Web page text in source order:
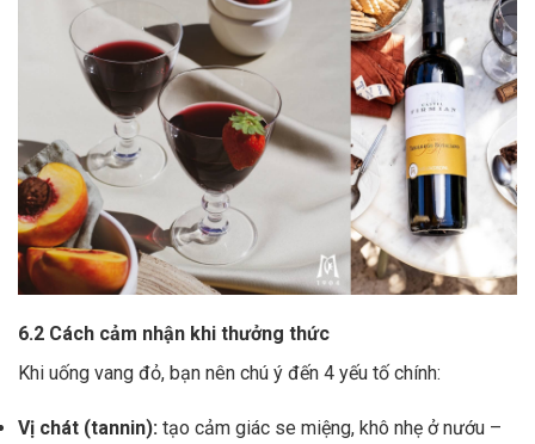
6.2 Cách cảm nhận khi thưởng thức
Khi uống vang đỏ, bạn nên chú ý đến 4 yếu tố chính:
Vị chát (tannin): tạo cảm giác se miệng, khô nhẹ ở nướu –